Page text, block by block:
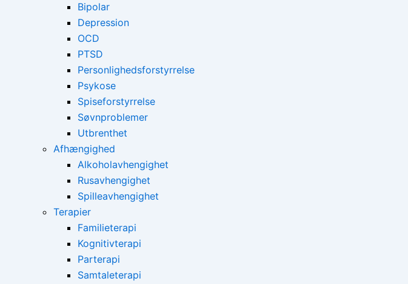
Bipolar
Depression
OCD
PTSD
Personlighedsforstyrrelse
Psykose
Spiseforstyrrelse
Søvnproblemer
Utbrenthet
Afhængighed
Alkoholavhengighet
Rusavhengighet
Spilleavhengighet
Terapier
Familieterapi
Kognitivterapi
Parterapi
Samtaleterapi